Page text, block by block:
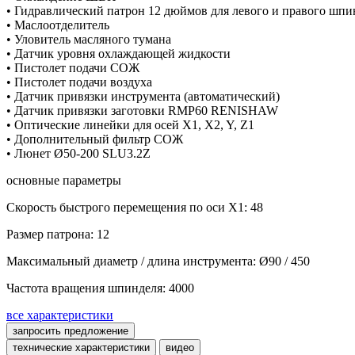
• Гидравлический патрон 12 дюймов для левого и правого
• Маслоотделитель
• Уловитель масляного тумана
• Датчик уровня охлаждающей жидкости
• Пистолет подачи СОЖ
• Пистолет подачи воздуха
• Датчик привязки инструмента (автоматический)
• Датчик привязки заготовки RMP60 RENISHAW
• Оптические линейки для осей X1, X2, Y, Z1
• Дополнительный фильтр СОЖ
• Люнет Ø50-200 SLU3.2Z
основные параметры
Скорость быстрого перемещения по оси X1: 48
Размер патрона: 12
Максимальный диаметр / длина инструмента: Ø90 / 450
Частота вращения шпинделя: 4000
все характеристики
запросить предложение
технические характеристики
видео